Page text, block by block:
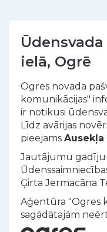
ielā, Ogrē
Ogres novada
komunikācijas"
ir notikusi
Līdz avārijas
pieejams Ausekļa
Jautājumu
Ģirta Jermacāna
Aģentūra "Ogres
sagādātajām